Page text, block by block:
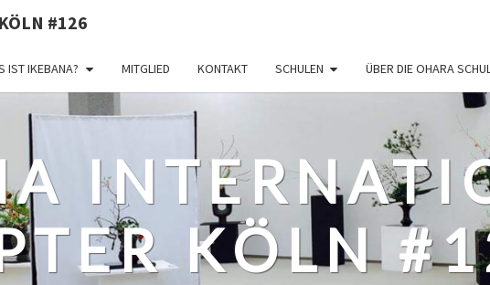
#126
IST IKEBANA? MITGLIED KONTAKT SCHULEN ÜBER DIE OHARA
KÖLN